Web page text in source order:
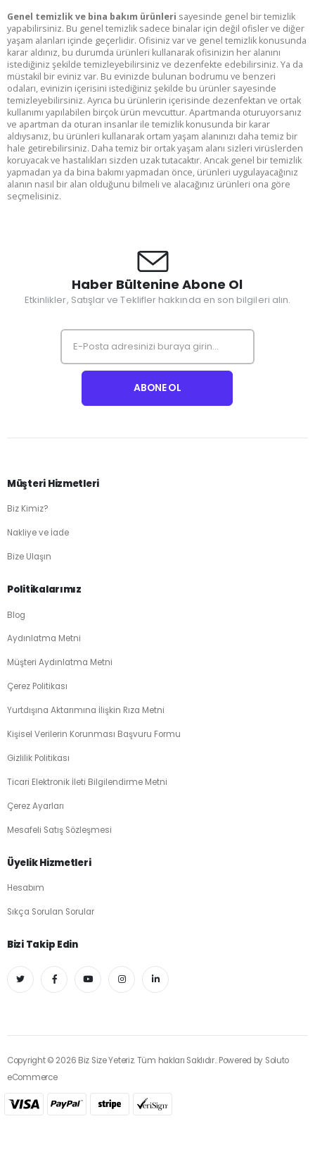
Genel temizlik ve bina bakım ürünleri sayesinde genel bir temizlik
yapabilirsiniz. Bu genel temizlik sadece binalar için değil ofisler ve diğer
yaşam alanları içinde geçerlidir. Ofisiniz var ve genel temizlik konusunda
karar aldınız, bu durumda ürünleri kullanarak ofisinizin her alanını
istediğiniz şekilde temizleyebilirsiniz ve dezenfekte edebilirsiniz. Ya da
müstakil bir eviniz var. Bu evinizde bulunan bodrumu ve benzeri
odaları, evinizin içerisini istediğiniz şekilde bu ürünler sayesinde
temizleyebilirsiniz. Ayrıca bu ürünlerin içerisinde dezenfektan ve ortak
kullanımı yapılabilen birçok ürün mevcuttur. Apartmanda oturuyorsanız
ve apartman da oturan insanlar ile temizlik konusunda bir karar
aldıysanız, bu ürünleri kullanarak ortam yaşam alanınızı daha temiz bir
hale getirebilirsiniz. Daha temiz bir ortak yaşam alanı sizleri virüslerden
koruyacak ve hastalıkları sizden uzak tutacaktır. Ancak genel bir temizlik
yapmadan ya da bina bakımı yapmadan önce, ürünleri uygulayacağınız
alanın nasıl bir alan olduğunu bilmeli ve alacağınız ürünleri ona göre
seçmelisiniz.
Haber Bültenine Abone Ol
Etkinlikler, Satışlar ve Teklifler hakkında en son bilgileri alın.
Müşteri Hizmetleri
Biz Kimiz?
Nakliye ve İade
Bize Ulaşın
Politikalarımız
Blog
Aydınlatma Metni
Müşteri Aydınlatma Metni
Çerez Politikası
Yurtdışına Aktarımına İlişkin Rıza Metni
Kişisel Verilerin Korunması Başvuru Formu
Gizlilik Politikası
Ticari Elektronik İleti Bilgilendirme Metni
Çerez Ayarları
Mesafeli Satış Sözleşmesi
Üyelik Hizmetleri
Hesabım
Sıkça Sorulan Sorular
Bizi Takip Edin
Copyright © 2026 Biz Size Yeteriz. Tüm hakları Saklıdır.. Powered by Soluto
eCommerce